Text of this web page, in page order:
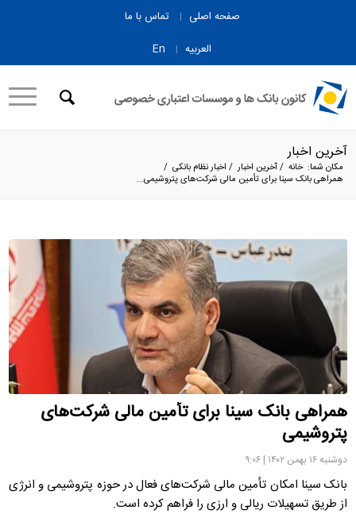
صفحه اصلی
تماس با ما
العربیه
En
آخرین اخبار
مکان شما: خانه /آخرین اخبار / اخبار نظام بانکی /
همراهی بانک سینا برای تأمین مالی شرکت‌های پتروشیمی...
همراهی بانک سینا برای تأمین مالی شرکت‌های
پتروشیمی
دوشنبه ۱۶ بهمن ۱۴۰۲ | ۹:۰۶
بانک سینا امکان تأمین مالی شرکت‌های فعال در حوزه پتروشیمی و انرژی
از طریق تسهیلات ریالی و ارزی را فراهم کرده است.